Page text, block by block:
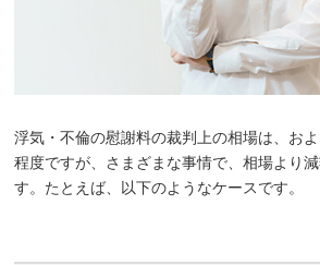
浮気・不倫の慰謝料の裁判上の相場は、お
程度ですが、さまざまな事情で、相場より
す。たとえば、以下のようなケースです。